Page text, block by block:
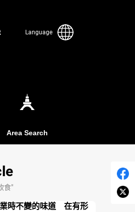
Language
Area Search
食"
時不變的味道 在有形